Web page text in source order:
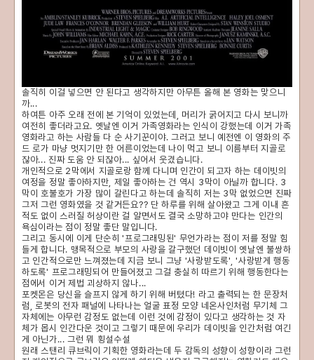
솔직히 이걸 넣으면 안 된다고 생각하지만 아무튼 올해 본 영화는 맞으니
까...
하여튼 아주 오래 전에 본 기억이 있었는데, 머리가 굵어지고 다시 보니까
여전히 좋더라고요. 옛날엔 이거 가족영화라는 인식이 강했는데 이거 가족
영화라고 하는 사람들 다 순 사기꾼이야. 그러고 보니 예전엔 이 영화의 주
드 로가 마냥 멋지기만 한 어른이었는데 나이 먹고 보니 이름부터 지골로
잖아... 진짜 도움 안 되잖아... 싶어서 웃겼습니다.
개인적으로 2막에서 지골로랑 함께 다니며 인간이 되고자 하는 데이빗의
여정을 정말 좋아하지만, 제일 좋아하는 건 역시 3막이 아닐까 합니다. 3
막이 호불호가 가장 많이 갈린다고 하는데 솔직히 저는 3막 없었으면 진짜
그저 그런 영화였을 것 같거든요?? 단 하루를 위해 살아왔고 그게 이내 흔
적도 없이 스러질 허상이란 걸 알면서도 결국 소망하고야 만다는 인간의
욕심이라는 점이 정말 좋단 말입니다.
그리고 동시에 이게 단순히 '프로그래밍된' 무언가라는 점이 저를 정말 힘
들게 합니다. 맹목적으로 부모의 사랑을 갈구했던 데이빗이 옛날엔 불쌍하
고 인간적으로만 느껴졌는데 지금 보니 그냥 '사랑받도록', '사랑받게 행동
하도록' 프로그래밍되어 만들어졌고 그걸 충실히 따르기 위해 행동한다는
점에서 이거 제법 괴상하지 않나...
포켓몬은 당신을 슬프지 않게 하기 위해 버텼다! 라고 출력되는 한 문장처
럼, 로봇의 전자 패널에 나타나는 얼굴 표정 모양 네온사인처럼 무기체 그
자체에는 아무런 감정도 없는데 이런 것에 감정이 있다고 생각하는 것 자
체가 몹시 인간다운 것이고 그렇기 때문에 우리가 데이빗을 인간처럼 여긴
게 아닌가... 그런 뭐 횡설수설
원래 스탠리 큐브릭이 기획한 영화라는데 두 감독의 성향이 성향이라 그런